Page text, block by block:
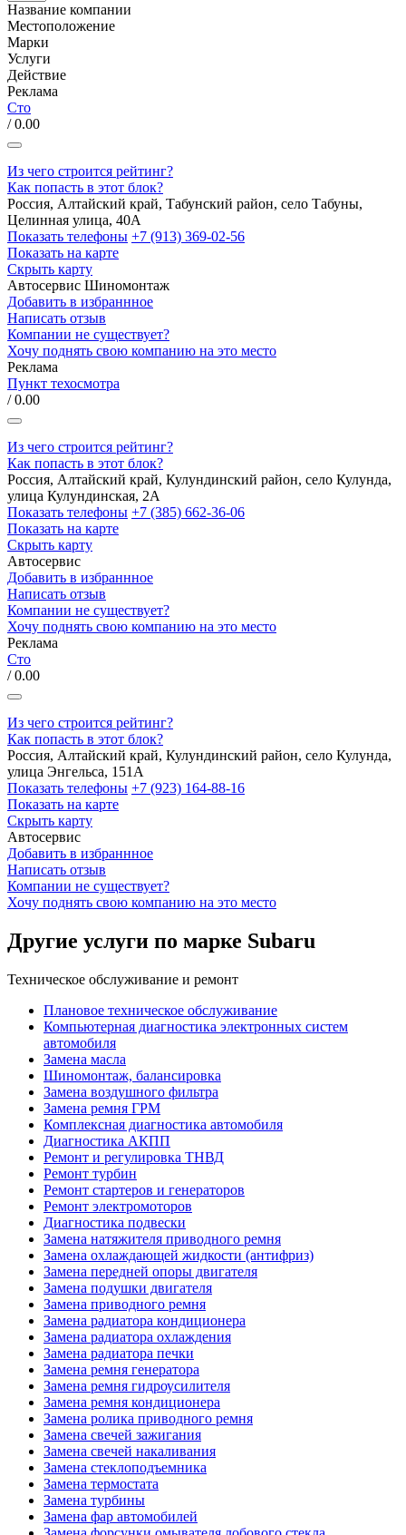
Название компании
Местоположение
Марки
Услуги
Действие
Реклама
Сто
/ 0.00
Из чего строится рейтинг?
Как попасть в этот блок?
Россия, Алтайский край, Табунский район, село Табуны,
Целинная улица, 40А
Показать телефоны +7 (913) 369-02-56
Показать на карте
Скрыть карту
Автосервис Шиномонтаж
Добавить в избраннное
Написать отзыв
Компании не существует?
Хочу поднять свою компанию на это место
Реклама
Пункт техосмотра
/ 0.00
Из чего строится рейтинг?
Как попасть в этот блок?
Россия, Алтайский край, Кулундинский район, село Кулунда,
улица Кулундинская, 2А
Показать телефоны +7 (385) 662-36-06
Показать на карте
Скрыть карту
Автосервис
Добавить в избраннное
Написать отзыв
Компании не существует?
Хочу поднять свою компанию на это место
Реклама
Сто
/ 0.00
Из чего строится рейтинг?
Как попасть в этот блок?
Россия, Алтайский край, Кулундинский район, село Кулунда,
улица Энгельса, 151А
Показать телефоны +7 (923) 164-88-16
Показать на карте
Скрыть карту
Автосервис
Добавить в избраннное
Написать отзыв
Компании не существует?
Хочу поднять свою компанию на это место
Другие услуги по марке Subaru
Техническое обслуживание и ремонт
Плановое техническое обслуживание
Компьютерная диагностика электронных систем
автомобиля
Замена масла
Шиномонтаж, балансировка
Замена воздушного фильтра
Замена ремня ГРМ
Комплексная диагностика автомобиля
Диагностика АКПП
Ремонт и регулировка ТНВД
Ремонт турбин
Ремонт стартеров и генераторов
Ремонт электромоторов
Диагностика подвески
Замена натяжителя приводного ремня
Замена охлаждающей жидкости (антифриз)
Замена передней опоры двигателя
Замена подушки двигателя
Замена приводного ремня
Замена радиатора кондиционера
Замена радиатора охлаждения
Замена радиатора печки
Замена ремня генератора
Замена ремня гидроусилителя
Замена ремня кондиционера
Замена ролика приводного ремня
Замена свечей зажигания
Замена свечей накаливания
Замена стеклоподъемника
Замена термостата
Замена турбины
Замена фар автомобилей